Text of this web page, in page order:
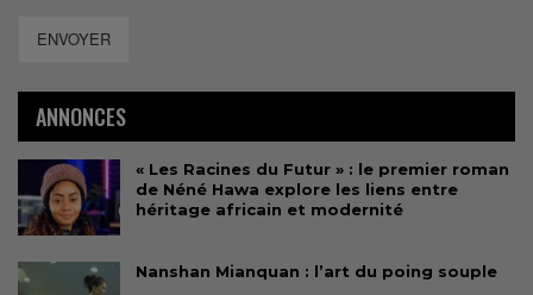
ENVOYER
ANNONCES
« Les Racines du Futur » : le premier roman
de Néné Hawa explore les liens entre
héritage africain et modernité
Nanshan Mianquan : l’art du poing souple